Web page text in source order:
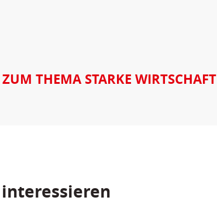
ZUM THEMA STARKE WIRTSCHAFT
interessieren